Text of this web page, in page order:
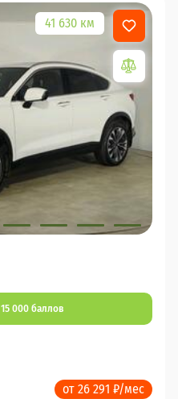
41 630 км
15 000 баллов
от 26 291 ₽/мес